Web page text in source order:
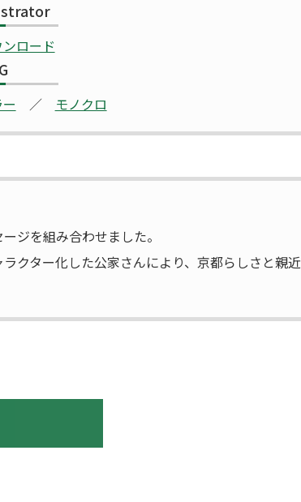
ロード
／ モノクロ
ジを組み合わせました。
クター化した公家さんにより、京都らしさと親近